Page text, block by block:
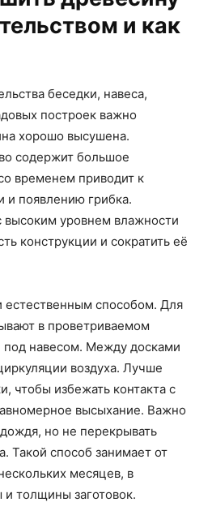
и как
беседки, навеса,
построек важно
хорошо высушена.
содержит большое
временем приводит к
появлению грибка.
высоким уровнем влажности
конструкции и сократить её
способом. Для
в проветриваемом
навесом. Между досками
воздуха. Лучше
чтобы избежать контакта с
высыхание. Важно
но не перекрывать
Такой способ занимает от
месяцев, в
толщины заготовок.